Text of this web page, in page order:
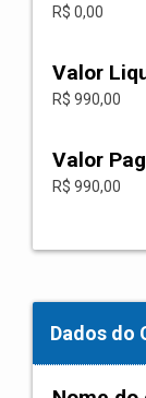
R$ 0,00
Valor
R$ 990,00
Valor
R$ 990,00
Dados do